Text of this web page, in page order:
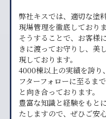
弊社キスでは、適切な塗
現場管理を徹底しておりま
そうすることで、お客様
きに渡ってお守りし、美
現しております。
4000棟以上の実績を誇り
フターフォローに至るま
と向き合っております。
豊富な知識と経験をもと
たしますので、ぜひご安